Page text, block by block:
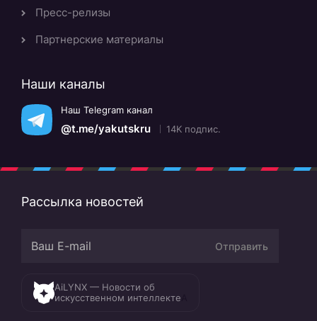
Пресс-релизы
Партнерские материалы
Наши каналы
Наш Telegram канал
@t.me/yakutskru 14K подпис.
Рассылка новостей
Отправить
AiLYNX — Новости об
искусственном интеллекте